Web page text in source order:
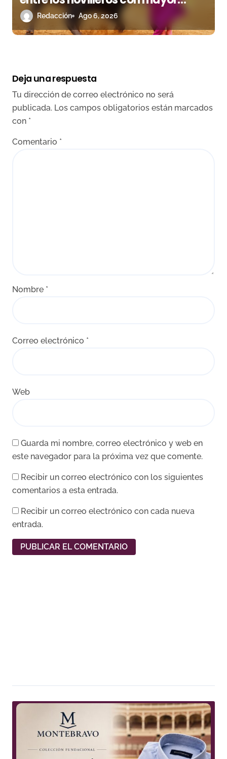
proyección
Redacción Ago 6, 2026
Deja una respuesta
Tu dirección de correo electrónico no será
publicada. Los campos obligatorios están marcados
con *
Comentario *
Nombre *
Correo electrónico *
Web
Guarda mi nombre, correo electrónico y web en
este navegador para la próxima vez que comente.
Recibir un correo electrónico con los siguientes
comentarios a esta entrada.
Recibir un correo electrónico con cada nueva
entrada.